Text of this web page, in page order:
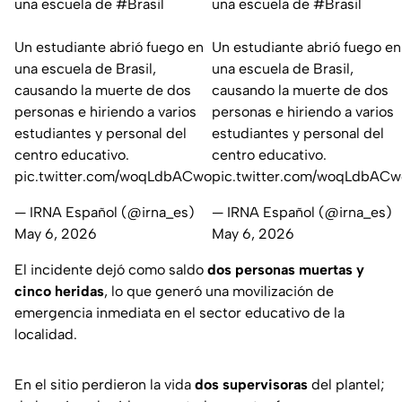
una escuela de #Brasil
Un estudiante abrió fuego en
una escuela de Brasil,
causando la muerte de dos
personas e hiriendo a varios
estudiantes y personal del
centro educativo.
pic.twitter.com/woqLdbACwo
— IRNA Español (@irna_es)
May 6, 2026
una escuela de #Brasil
Un estudiante abrió fuego en
una escuela de Brasil,
causando la muerte de dos
personas e hiriendo a varios
estudiantes y personal del
centro educativo.
pic.twitter.com/
— IRNA Español (@irna_es)
May 6, 2026
El incidente dejó como saldo dos personas muertas y
cinco heridas, lo que generó una movilización de
emergencia inmediata en el sector educativo de la
localidad.
En el sitio perdieron la vida dos supervisoras del plantel;